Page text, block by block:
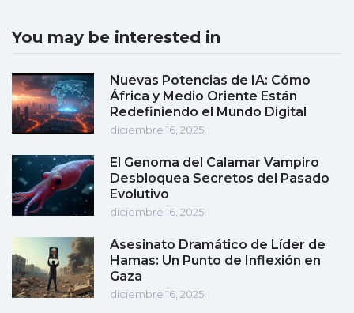
You may be interested in
Nuevas Potencias de IA: Cómo
África y Medio Oriente Están
Redefiniendo el Mundo Digital
diciembre 16, 2025
El Genoma del Calamar Vampiro
Desbloquea Secretos del Pasado
Evolutivo
diciembre 16, 2025
Asesinato Dramático de Líder de
Hamas: Un Punto de Inflexión en
Gaza
diciembre 16, 2025